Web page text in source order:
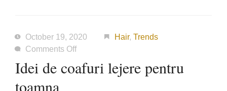
October 19, 2020 Hair, Trends
Comments Offon
de
Idei de coafuri lejere pentru
toamna